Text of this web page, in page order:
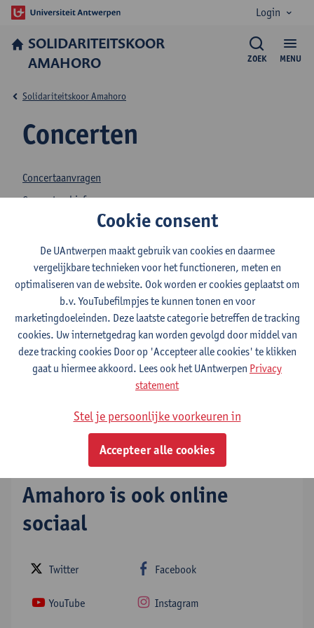
Login
SOLIDARITEITSKOOR
AMAHORO
MENU
ZOEK
Concerten
Solidariteitskoor Amahoro
Concertaanvragen
Concertarchief
Stay tuned!
Contact
Solidariteitskoor Amahoro
Toon e-mailadres
Stadscampus - Zomaar een dak
2000 Antwerpen
Amahoro is ook online
sociaal
Twitter Facebook
YouTube Instagram
Cookie consent
De UAntwerpen maakt gebruik van cookies en daarmee
vergelijkbare technieken voor het functioneren, meten en
optimaliseren van de website. Ook worden er cookies geplaatst om
b.v. YouTubefilmpjes te kunnen tonen en voor
marketingdoeleinden. Deze laatste categorie betreffen de tracking
cookies. Uw internetgedrag kan worden gevolgd door middel van
deze tracking cookies Door op 'Accepteer alle cookies' te klikken
gaat u hiermee akkoord. Lees ook het UAntwerpen Privacy
statement
Stel je persoonlijke voorkeuren in
Accepteer alle cookies